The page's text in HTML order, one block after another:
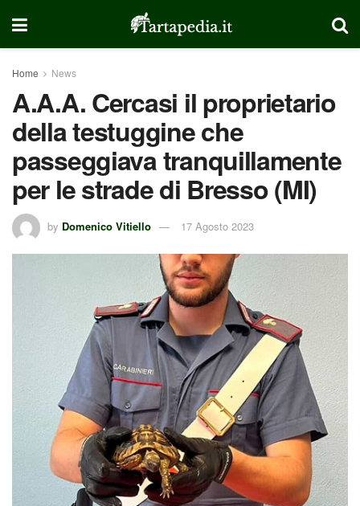
Home News
A.A.A. Cercasi il proprietario
della testuggine che
passeggiava tranquillamente
per le strade di Bresso (MI)
by Domenico Vitiello 17 Agosto 2023